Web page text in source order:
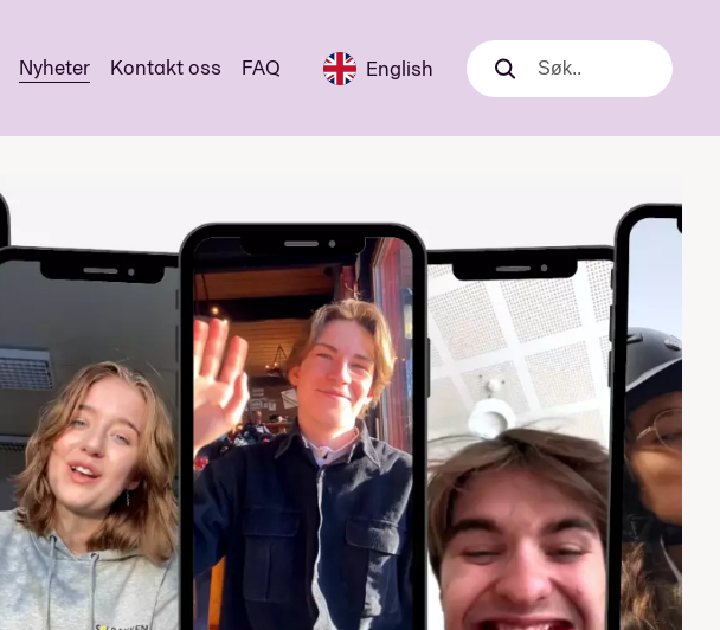
Nyheter Kontakt oss FAQ English Søk
Søk